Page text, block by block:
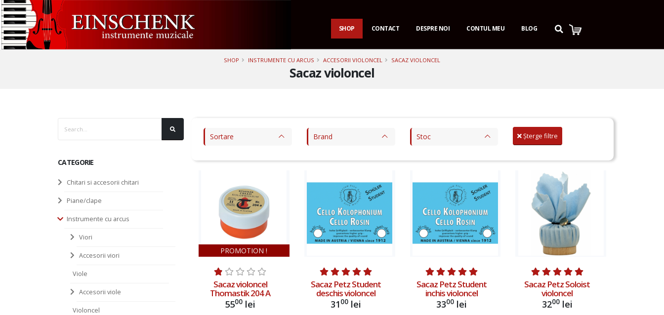
SHOP CONTACT DESPRE NOI CONTUL MEU BLOG
Sacaz violoncel
SHOP INSTRUMENTE CU ARCUS ACCESORII VIOLONCEL SACAZ VIOLONCEL
CATEGORIE
Chitari si accesorii chitari
Piane/clape
Instrumente cu arcus
Viori
Accesorii viori
Viole
Accesorii viole
Violoncel
Sortare Brand Stoc Șterge filtre
PROMOTION !
Sacaz violoncel
Thomastik 204 A
5500 lei
Adauga in cos
Sacaz Petz Student
deschis violoncel
3100 lei
Adauga in cos
Sacaz Petz Student
inchis violoncel
3300lei
Sacaz Petz Soloist
violoncel
3200lei
Afiseaza produs Afiseaza produs